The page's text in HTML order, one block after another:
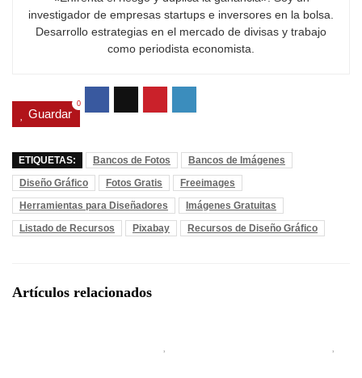
investigador de empresas startups e inversores en la bolsa.
Desarrollo estrategias en el mercado de divisas y trabajo
como periodista economista.
Guardar
0
ETIQUETAS: Bancos de Fotos
Bancos de Imágenes
Diseño Gráfico
Fotos Gratis
Freeimages
Herramientas para Diseñadores
Imágenes Gratuitas
Listado de Recursos
Pixabay Recursos de Diseño Gráfico
Artículos relacionados